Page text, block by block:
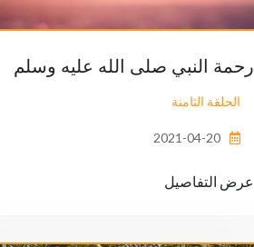
رحمة النبي صلى الله عليه وسلم
الحلقة الثامنة
عرض التفاصيل